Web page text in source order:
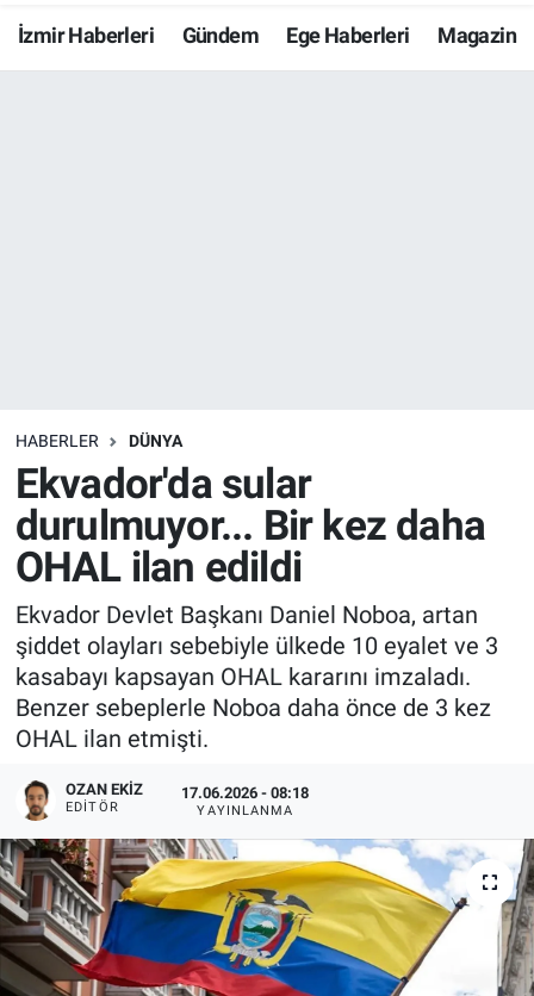
İzmir Haberleri Gündem Ege Haberleri Magazin
HABERLER DÜNYA
Ekvador'da sular
durulmuyor... Bir kez daha
OHAL ilan edildi
Ekvador Devlet Başkanı Daniel Noboa, artan
şiddet olayları sebebiyle ülkede 10 eyalet ve 3
kasabayı kapsayan OHAL kararını imzaladı.
Benzer sebeplerle Noboa daha önce de 3 kez
OHAL ilan etmişti.
OZAN EKIZ
EDITÖR
17.06.2026 - 08:18
YAYINLANMA
Resmi İlanlar